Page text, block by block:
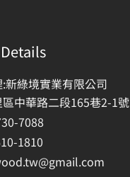
新綠境實業有限公司
中華路二段165巷2-1號
7088
1810